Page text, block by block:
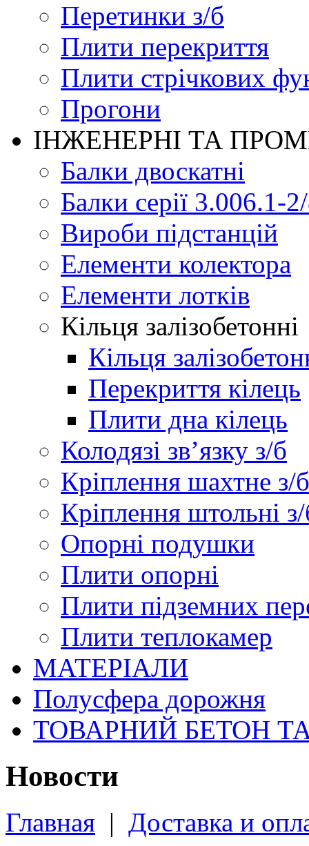
Перетинки з/б
Плити перекриття
Плити стрічкових
Прогони
ІНЖЕНЕРНІ ТА
Балки двоскатні
Балки серії 3.006.1-
Вироби підстанцій
Елементи колектора
Елементи лотків
Кільця залізобетонні
Кільця
Перекриття кілець
Плити дна кілець
Колодязі зв’язку з/б
Кріплення шахтне з/б
Кріплення штольні
Опорні подушки
Плити опорні
Плити підземних
Плити теплокамер
МАТЕРІАЛИ
Полусфера дорожня
ТОВАРНИЙ БЕТОН
Новости
Главная | Доставка и